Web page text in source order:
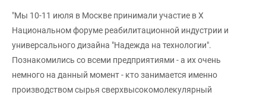
"Мы 10-11 июля в Москве принимали участие в Х
Национальном форуме реабилитационной индустрии и
универсального дизайна "Надежда на технологии".
Познакомились со всеми предприятиями - а их очень
немного на данный момент - кто занимается именно
производством сырья сверхвысокомолекулярный